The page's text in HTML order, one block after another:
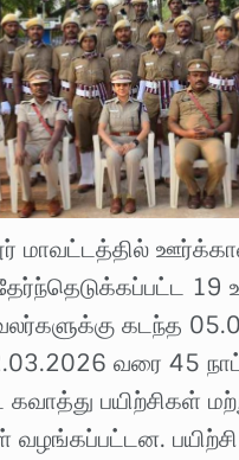
மாவட்டத்தில்
தேர்ந்தெடுக்கப்பட்ட
கடந்த
வரை 45
கவாத்து பயிற்சிகள்
வழங்கப்பட்டன. பயிற்சி